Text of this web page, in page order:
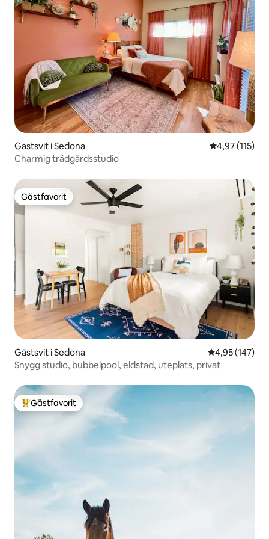
Gästsvit i Sedona 4,97 av 5 i
4,97 (115)
Charmig trädgårdsstudio
Gästfavorit
Gästfavorit
Gästsvit i Sedona 4,95 av 5 i
4,95 (147)
Snygg studio, bubbelpool, eldstad, uteplats, privat
Populär gästfavorit
Gästfavorit